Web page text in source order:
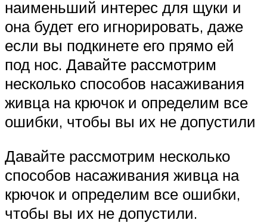
наименьший интерес для щуки и
она будет его игнорировать, даже
если вы подкинете его прямо ей
под нос. Давайте рассмотрим
несколько способов насаживания
живца на крючок и определим все
ошибки, чтобы вы их не допустили
Давайте рассмотрим несколько
способов насаживания живца на
крючок и определим все ошибки,
чтобы вы их не допустили.